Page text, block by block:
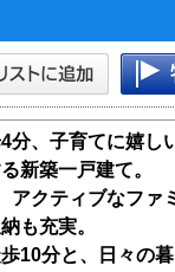
分、子育てに嬉し
新築一戸建て。
アクティブなファ
も充実。
10分と、日々の